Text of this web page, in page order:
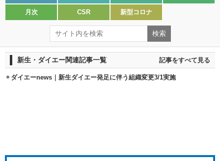
月次 CSR 新型コロナ
新生・ダイエー関連記事一覧 記事をすべて見る
ダイエーnews｜新生ダイエー発足に伴う組織変更3/1実施